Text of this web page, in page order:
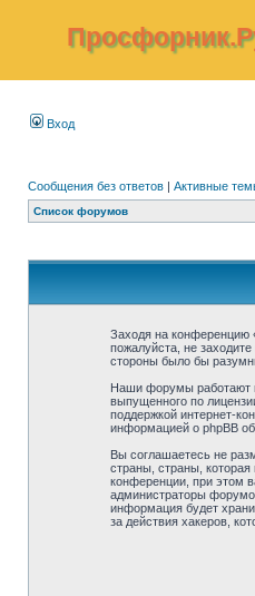
Вход
Сообщения без ответов | Активные
Список форумов
Заходя на конференцию
пожалуйста, не
стороны было бы
Наши форумы работают
выпущенного по
поддержкой интернет-
информацией о phpBB
Вы соглашаетесь не
страны, страны,
конференции, при этом
администраторы
информация будет
за действия хакеров,